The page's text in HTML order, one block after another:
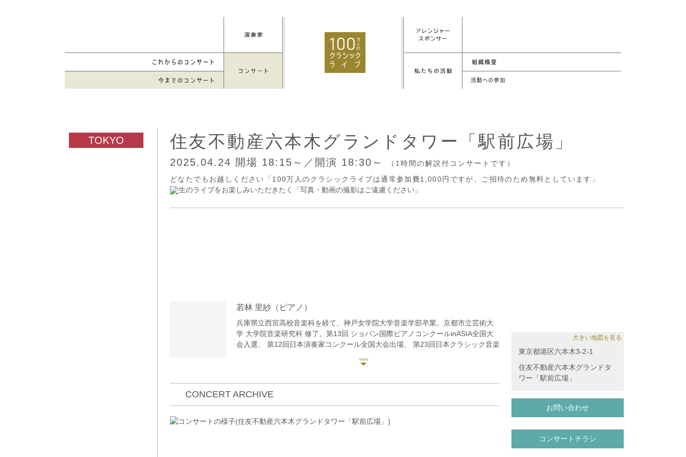
住友不動産六本木グランドタワー「駅前広場」
2025.04.24 開場 18:15～／開演 18:30～
（1時間の解説付コンサートです）
どなたでもお越しください「100万人のクラシックライブは通常参加費1,000円ですが、ご招待のため無料としています」
生のライブをお楽しみいただきたく「写真・動画の撮影はご遠慮ください」
若林 里紗 （ピアノ）
兵庫県立西宮高校音楽科を経て、神戸女学院大学音楽学部卒業。京都市立芸術大
学 大学院音楽研究科 修了。第13回 ショパン国際ピアノコンクールinASIA全国大
会入選、 第12回日本演奏家コンクール全国大会出場、 第23回日本クラシック音楽
賞。神戸女学院大学同窓会クラブファンタジーから助成金を受け、モーツァルテ
どにて多数ソロリサイタルを開催。現在、関東・関西で幅広く演奏活動を行いな
がら、後進の指導にもあたっている。これまで井上登与美、轟木裕子、山上明
美、阿部裕之の各氏に師事 。宝塚演奏家連盟演奏会員、 西宮音楽協会会員。
CONCERT ARCHIVE
大きい地図を見る
東京都港区六本木3-2-1
住友不動産六本木グランドタ
ワー「駅前広場」
お問い合わせ
コンサートチラシ